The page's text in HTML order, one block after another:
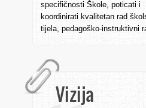
specifičnosti Škole, poticati i
koordinirati kvalitetan rad
tijela, pedagoško-instruktivni
Vizija